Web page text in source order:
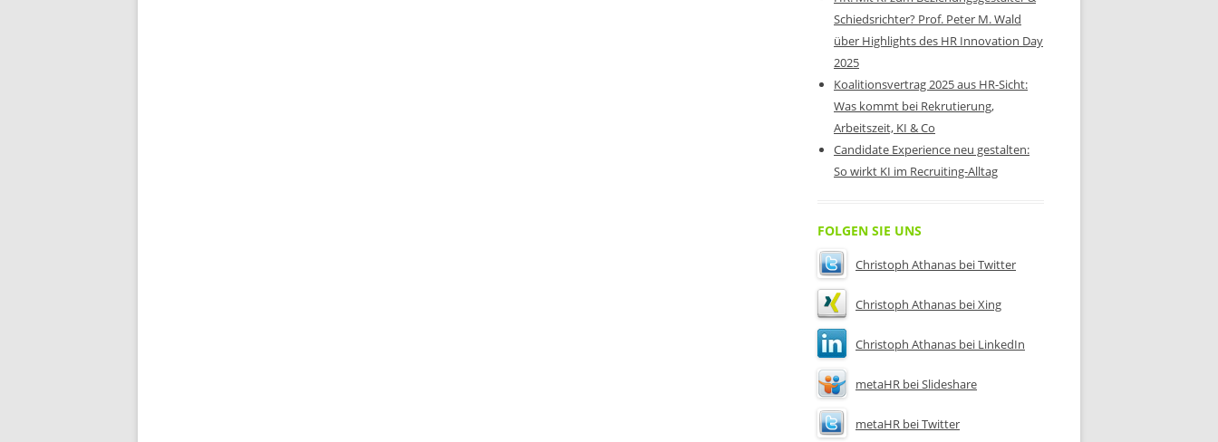
Schiedsrichter? Prof. Peter M. Wald
über Highlights des HR Innovation Day
2025
Koalitionsvertrag 2025 aus HR-Sicht:
Was kommt bei Rekrutierung,
Arbeitszeit, KI & Co
Candidate Experience neu gestalten:
So wirkt KI im Recruiting-Alltag
FOLGEN SIE UNS
Christoph Athanas bei Twitter
Christoph Athanas bei Xing
Christoph Athanas bei LinkedIn
metaHR bei Slideshare
metaHR bei Twitter